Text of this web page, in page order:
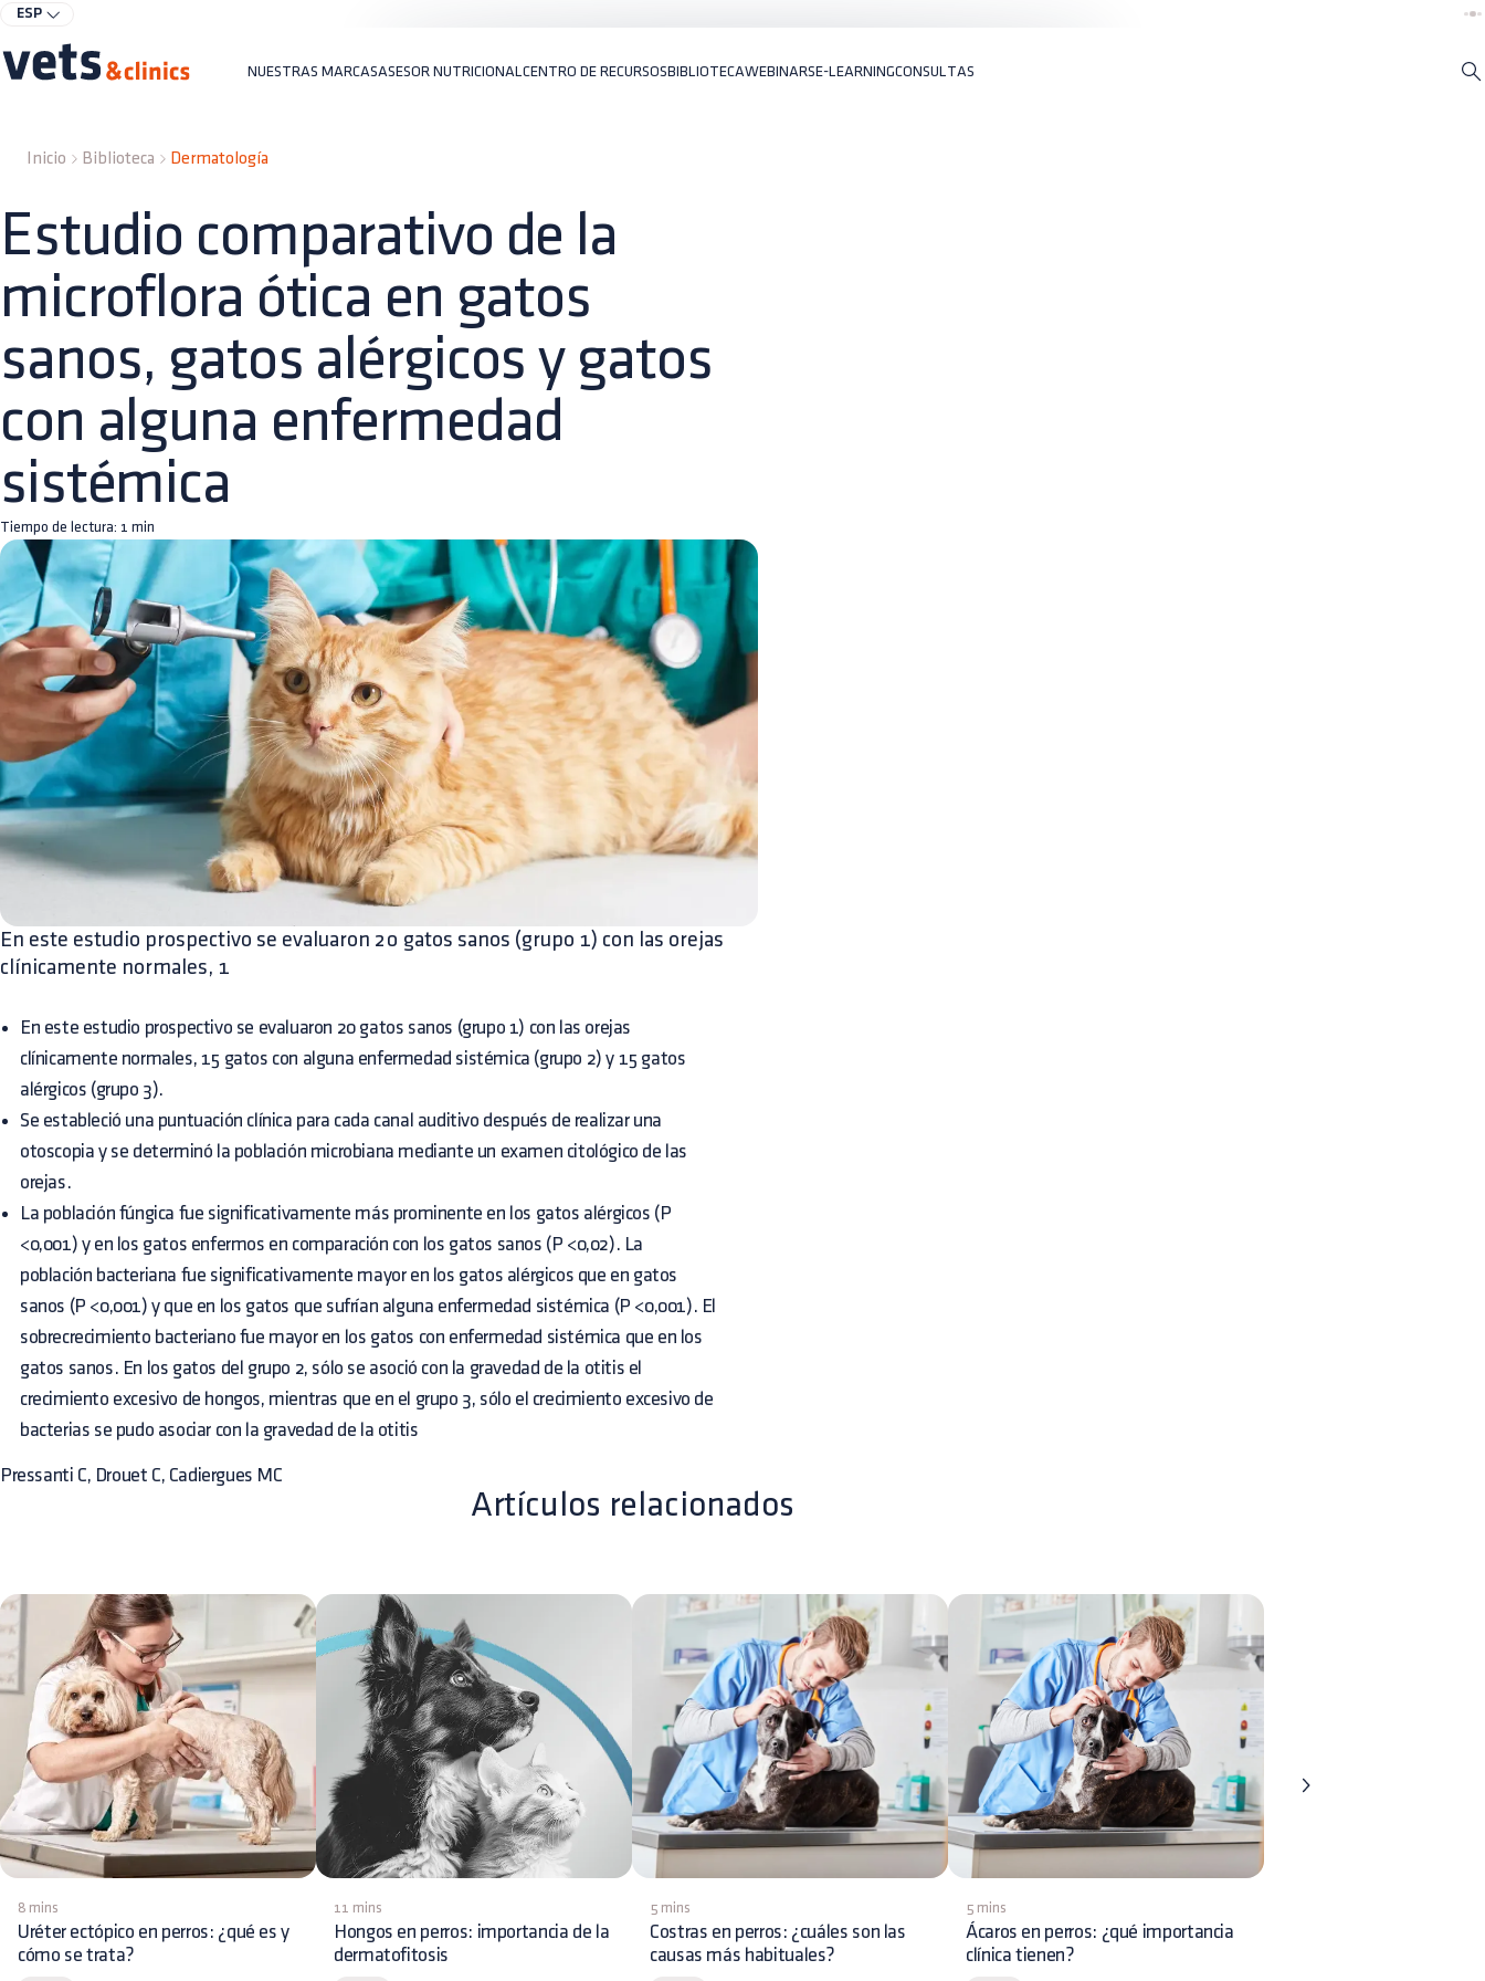
ESP
NUESTRAS MARCASASESOR NUTRICIONAL CENTRO DE RECURSOSBIBLIOTECAWEBINARSE-LEARNINGCONSULTAS
Inicio Biblioteca Dermatología
Estudio comparativo de la
microflora ótica en gatos
sanos, gatos alérgicos y gatos
con alguna enfermedad
sistémica
Tiempo de lectura: 1 min
En este estudio prospectivo se evaluaron 20 gatos sanos (grupo 1) con las orejas
clínicamente normales, 1
En este estudio prospectivo se evaluaron 20 gatos sanos (grupo 1) con las orejas
clínicamente normales, 15 gatos con alguna enfermedad sistémica (grupo 2) y 15 gatos
alérgicos (grupo 3).
Se estableció una puntuación clínica para cada canal auditivo después de realizar una
otoscopia y se determinó la población microbiana mediante un examen citológico de las
orejas.
La población fúngica fue significativamente más prominente en los gatos alérgicos (P
<0,001) y en los gatos enfermos en comparación con los gatos sanos (P <0,02). La
población bacteriana fue significativamente mayor en los gatos alérgicos que en gatos
sanos (P <0,001) y que en los gatos que sufrían alguna enfermedad sistémica (P <0,001). El
sobrecrecimiento bacteriano fue mayor en los gatos con enfermedad sistémica que en los
gatos sanos. En los gatos del grupo 2, sólo se asoció con la gravedad de la otitis el
crecimiento excesivo de hongos, mientras que en el grupo 3, sólo el crecimiento excesivo de
bacterias se pudo asociar con la gravedad de la otitis
Pressanti C, Drouet C, Cadiergues MC
Artículos relacionados
8 mins
Uréter ectópico en perros: ¿qué es y
cómo se trata?
11 mins
Hongos en perros: importancia de la
dermatofitosis
5 mins
Costras en perros: ¿cuáles son las
causas más habituales?
5 mins
Ácaros en perros: ¿qué importancia
clínica tienen?